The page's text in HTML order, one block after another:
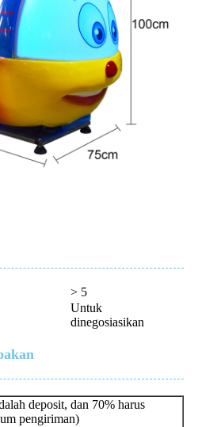
> 5
Untuk
dinegosiasikan
deposit, dan 70% harus
pengiriman)